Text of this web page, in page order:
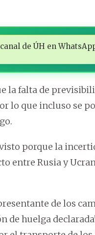
de ÚH en
la falta de
lo que incluso se
porque la
entre Rusia y
de los
huelga